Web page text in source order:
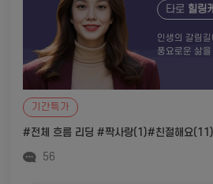
타로 힐링
인생의 갈림
풍요로운 삶
기간특가
#전체 흐름 리딩 #짝사랑(1)#친절해요(11)
56